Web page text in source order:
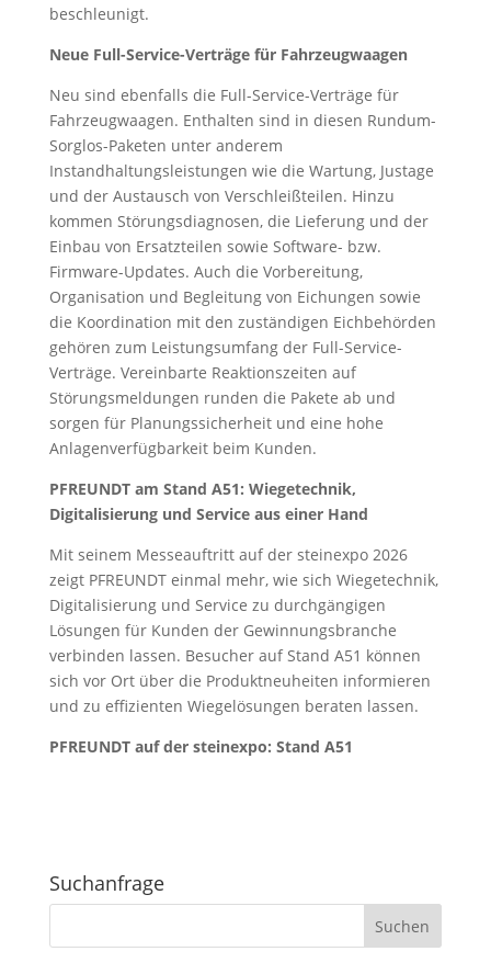
beschleunigt.
Neue Full-Service-Verträge für Fahrzeugwaagen
Neu sind ebenfalls die Full-Service-Verträge für
Fahrzeugwaagen. Enthalten sind in diesen Rundum-
Sorglos-Paketen unter anderem
Instandhaltungsleistungen wie die Wartung, Justage
und der Austausch von Verschleißteilen. Hinzu
kommen Störungsdiagnosen, die Lieferung und der
Einbau von Ersatzteilen sowie Software- bzw.
Firmware-Updates. Auch die Vorbereitung,
Organisation und Begleitung von Eichungen sowie
die Koordination mit den zuständigen Eichbehörden
gehören zum Leistungsumfang der Full-Service-
Verträge. Vereinbarte Reaktionszeiten auf
Störungsmeldungen runden die Pakete ab und
sorgen für Planungssicherheit und eine hohe
Anlagenverfügbarkeit beim Kunden.
PFREUNDT am Stand A51: Wiegetechnik,
Digitalisierung und Service aus einer Hand
Mit seinem Messeauftritt auf der steinexpo 2026
zeigt PFREUNDT einmal mehr, wie sich Wiegetechnik,
Digitalisierung und Service zu durchgängigen
Lösungen für Kunden der Gewinnungsbranche
verbinden lassen. Besucher auf Stand A51 können
sich vor Ort über die Produktneuheiten informieren
und zu effizienten Wiegelösungen beraten lassen.
PFREUNDT auf der steinexpo: Stand A51
Suchanfrage